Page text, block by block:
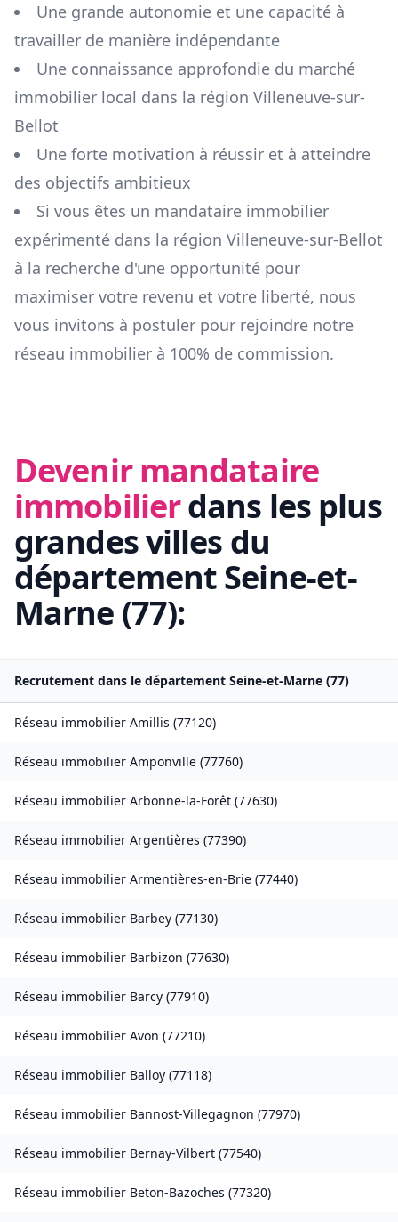
Une grande autonomie et une capacité à
travailler de manière indépendante
Une connaissance approfondie du marché
immobilier local dans la région Villeneuve-sur-
Bellot
Une forte motivation à réussir et à atteindre
des objectifs ambitieux
Si vous êtes un mandataire immobilier
expérimenté dans la région Villeneuve-sur-Bellot
à la recherche d'une opportunité pour
maximiser votre revenu et votre liberté, nous
vous invitons à postuler pour rejoindre notre
réseau immobilier à 100% de commission.
Devenir mandataire
immobilierdans les plus
grandes villes du
départementSeine-et-
Marne (77):
Recrutement dans le département Seine-et-Marne (77)
Réseau immobilier Amillis (77120)
Réseau immobilier Amponville (77760)
Réseau immobilier Arbonne-la-Forêt (77630)
Réseau immobilier Argentières (77390)
Réseau immobilier Armentières-en-Brie (77440)
Réseau immobilier Barbey (77130)
Réseau immobilier Barbizon (77630)
Réseau immobilier Barcy (77910)
Réseau immobilier Avon (77210)
Réseau immobilier Balloy (77118)
Réseau immobilier Bannost-Villegagnon (77970)
Réseau immobilier Bernay-Vilbert (77540)
Réseau immobilier Beton-Bazoches (77320)